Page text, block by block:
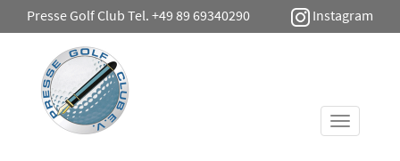
Presse Golf Club Tel. +49 89 69340290 Instagram
Toggle